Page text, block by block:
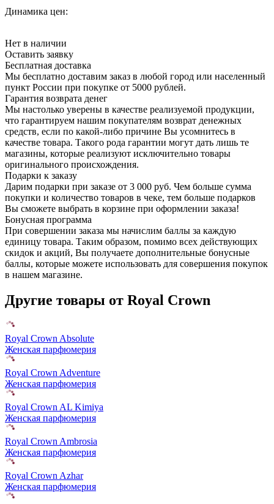
Динамика цен:
Нет в наличии
Оставить заявку
Бесплатная доставка
Мы бесплатно доставим заказ в любой город или населенный
пункт России при покупке от 5000 рублей.
Гарантия возврата денег
Мы настолько уверены в качестве реализуемой продукции,
что гарантируем нашим покупателям возврат денежных
средств, если по какой-либо причине Вы усомнитесь в
качестве товара. Такого рода гарантии могут дать лишь те
магазины, которые реализуют исключительно товары
оригинального происхождения.
Подарки к заказу
Дарим подарки при заказе от 3 000 руб. Чем больше сумма
покупки и количество товаров в чеке, тем больше подарков
Вы сможете выбрать в корзине при оформлении заказа!
Бонусная программа
При совершении заказа мы начислим баллы за каждую
единицу товара. Таким образом, помимо всех действующих
скидок и акций, Вы получаете дополнительные бонусные
баллы, которые можете использовать для совершения покупок
в нашем магазине.
Другие товары от Royal Crown
Royal Crown Absolute
Женская парфюмерия
Royal Crown Adventure
Женская парфюмерия
Royal Crown AL Kimiya
Женская парфюмерия
Royal Crown Ambrosia
Женская парфюмерия
Royal Crown Azhar
Женская парфюмерия